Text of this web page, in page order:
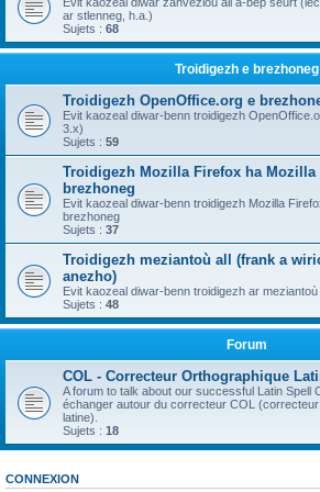
ar stlenneg, h.a.)
Sujets : 68
Troidigezh e brezhoneg
Troidigezh OpenOffice.org e
Evit kaozeal diwar-benn troidigezh
3.x)
Sujets : 59
Troidigezh Mozilla Firefox ha Mozilla
brezhoneg
Evit kaozeal diwar-benn troidigezh Mozilla
brezhoneg
Sujets : 37
Troidigezh meziantoù all (frank a
anezho)
Evit kaozeal diwar-benn troidigezh ar
Sujets : 48
Forum
COL - Correcteur Orthographique
A forum to talk about our successful Latin Spell
échanger autour du correcteur COL
latine).
Sujets : 18
CONNEXION